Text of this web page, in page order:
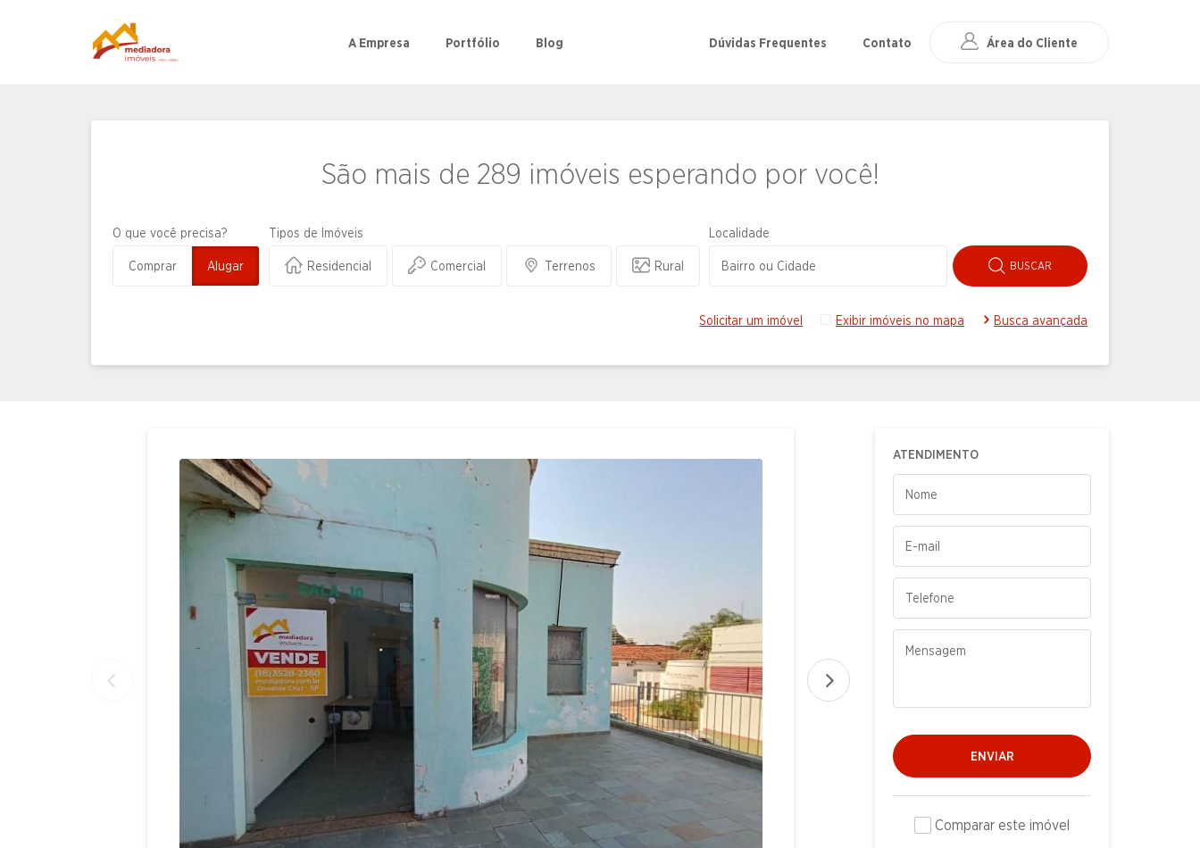
A Empresa Portfólio Blog Dúvidas Frequentes Contato Área do Cliente
São mais de 289 imóveis esperando por você!
O que você precisa?
Comprar Alugar
Tipos de Imóveis
Residencial Comercial Terrenos Rural
Localidade
Solicitar um imóvel Exibir imóveis no mapa Busca avançada
BUSCAR
ATENDIMENTO
ENVIAR
Comparar este imóvel